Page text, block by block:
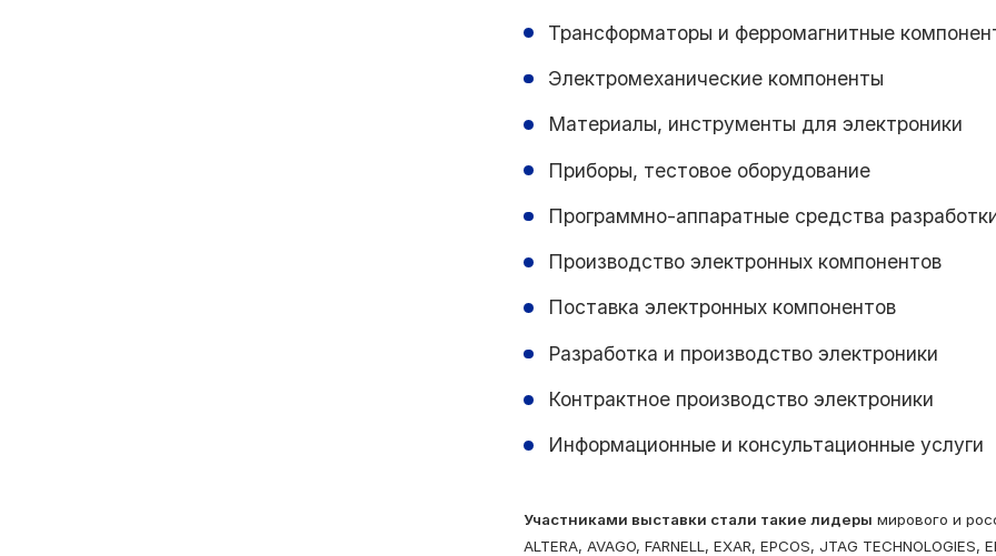
Трансформаторы и ферромагнитные
Электромеханические компоненты
Материалы, инструменты для электроники
Приборы, тестовое оборудование
Программно-аппаратные средства
Производство электронных компонентов
Поставка электронных компонентов
Разработка и производство электроники
Контрактное производство электроники
Информационные и консультационные услуги
Участниками выставки стали такие лидеры мирового и
ALTERA, AVAGO, FARNELL, EXAR, EPCOS, JTAG